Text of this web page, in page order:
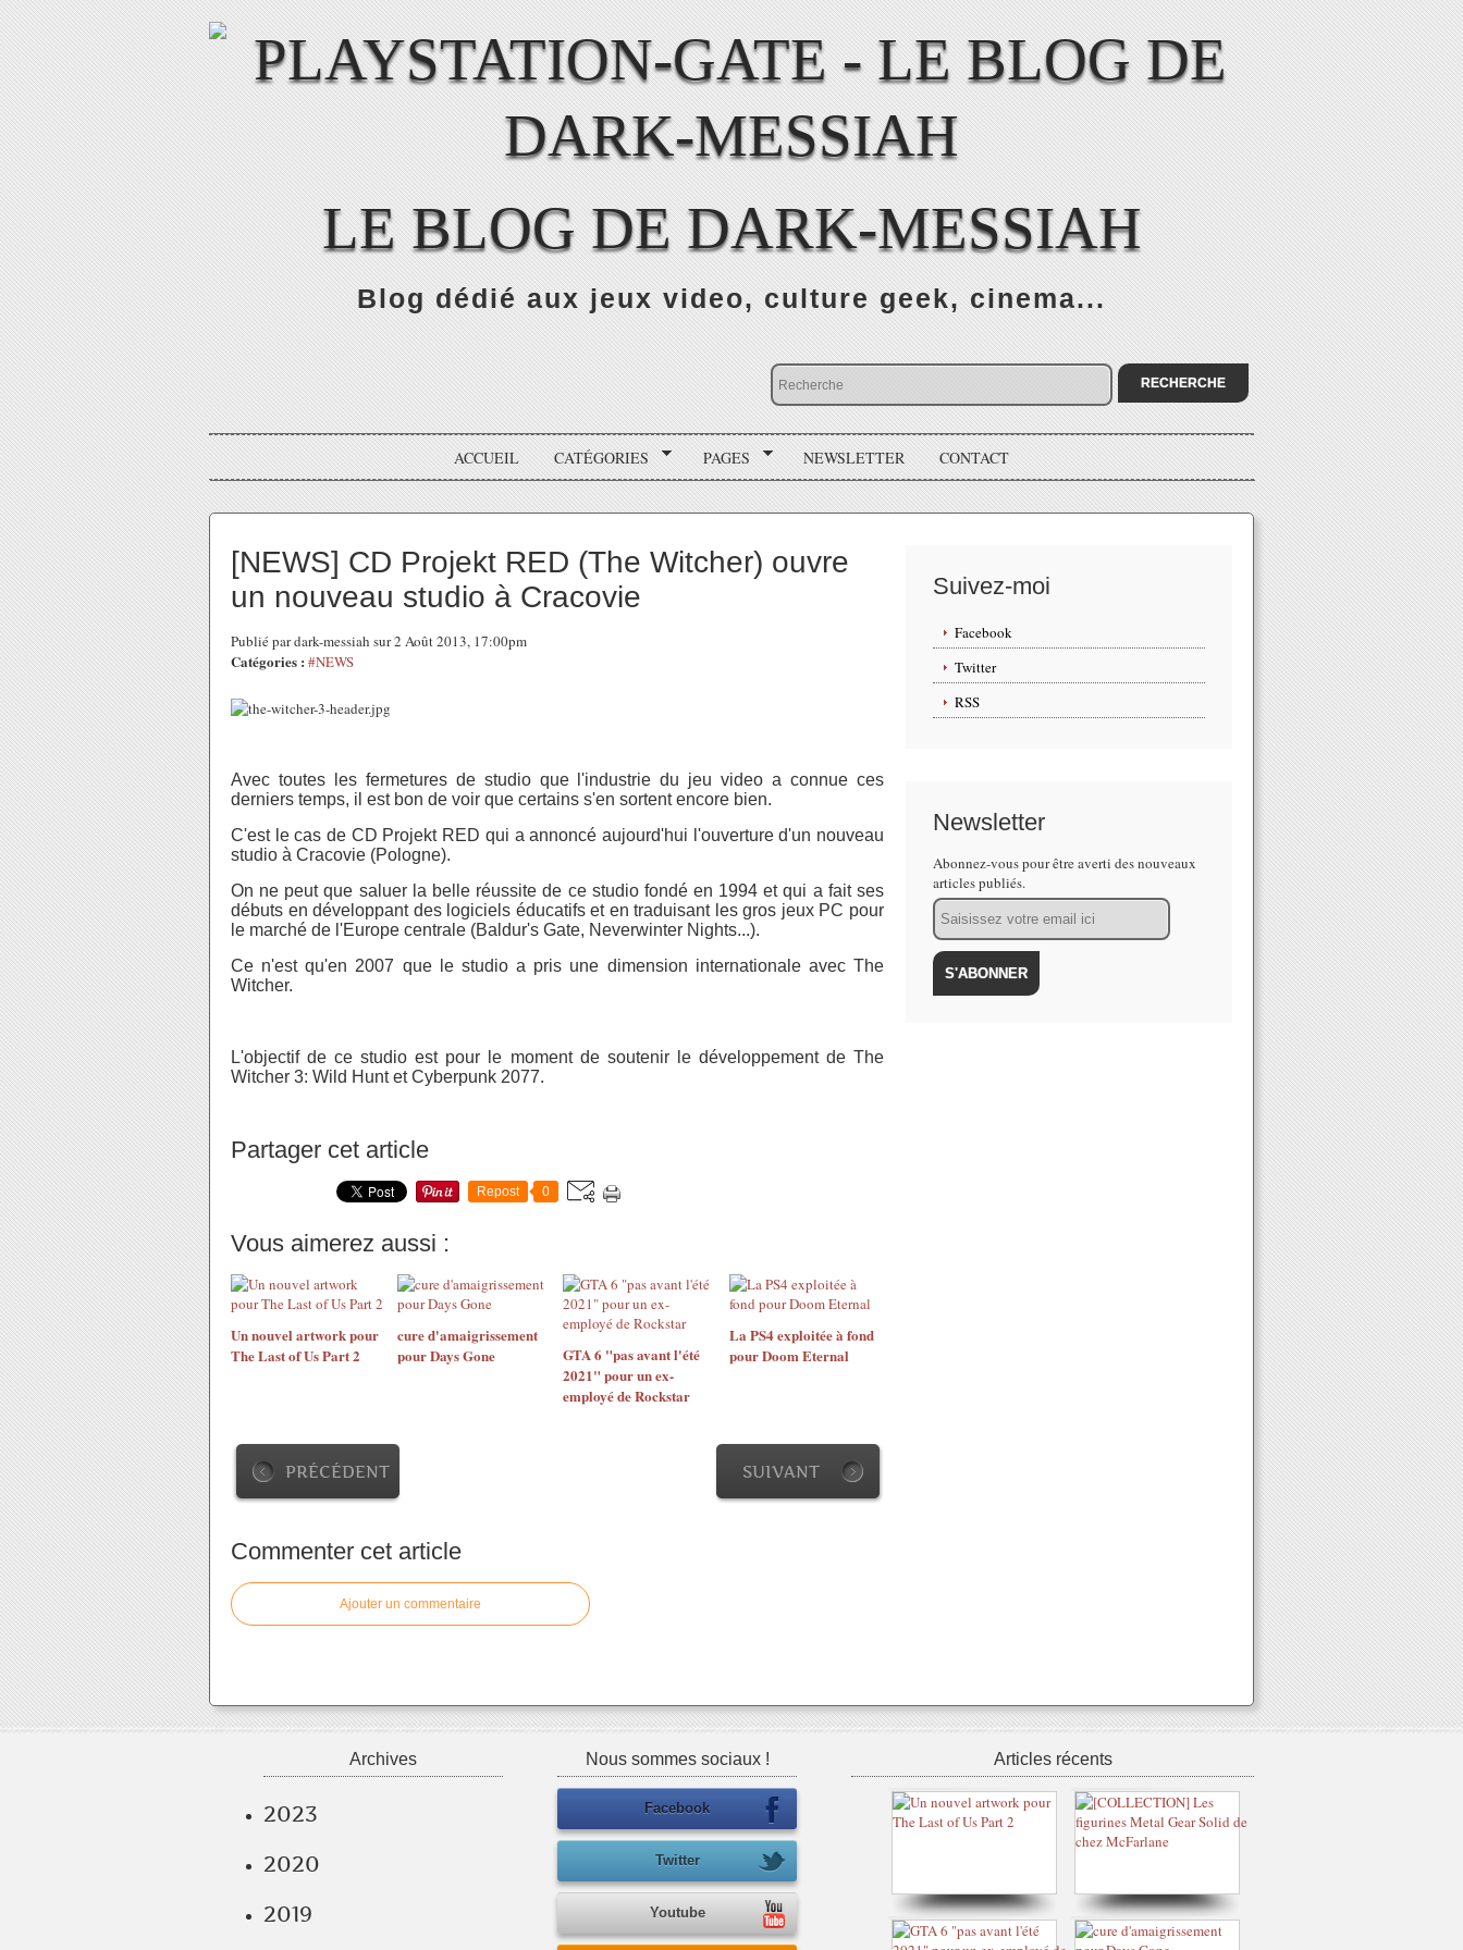
LE BLOG DE DARK-MESSIAH
Blog dédié aux jeux video, culture geek, cinema...
ACCUEIL CATÉGORIES PAGES NEWSLETTER CONTACT
[NEWS] CD Projekt RED (The Witcher) ouvre
un nouveau studio à Cracovie
Publié par dark-messiah sur 2 Août 2013, 17:00pm
Catégories : #NEWS
Avec toutes les fermetures de studio que l'industrie du jeu video a connue ces
derniers temps, il est bon de voir que certains s'en sortent encore bien.
C'est le cas de CD Projekt RED qui a annoncé aujourd'hui l'ouverture d'un nouveau
studio à Cracovie (Pologne).
On ne peut que saluer la belle réussite de ce studio fondé en 1994 et qui a fait ses
débuts en développant des logiciels éducatifs et en traduisant les gros jeux PC pour
le marché de l'Europe centrale (Baldur's Gate, Neverwinter Nights...).
Ce n'est qu'en 2007 que le studio a pris une dimension internationale avec The
Witcher.
L'objectif de ce studio est pour le moment de soutenir le développement de The
Witcher 3: Wild Hunt et Cyberpunk 2077.
Partager cet article
Repost 0
Vous aimerez aussi :
Un nouvel artwork pour
The Last of Us Part 2
cure d'amaigrissement
pour Days Gone
GTA 6 "pas avant l'été
2021" pour un ex-
employé de Rockstar
La PS4 exploitée à fond
pour Doom Eternal
PRÉCÉDENT SUIVANT
Commenter cet article
Ajouter un commentaire
Suivez-moi
Facebook
Twitter
RSS
Newsletter
Abonnez-vous pour être averti des nouveaux
articles publiés.
Email
Archives
2023
2020
2019
Nous sommes sociaux !
Facebook
Twitter
Youtube
Articles récents